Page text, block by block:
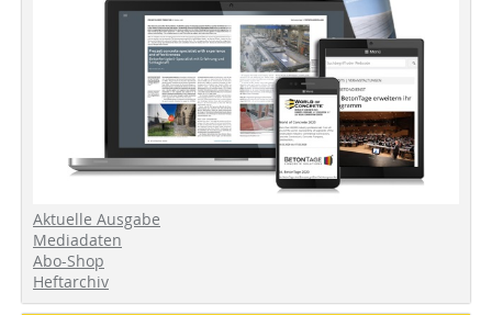
Aktuelle Ausgabe
Mediadaten
Abo-Shop
Heftarchiv